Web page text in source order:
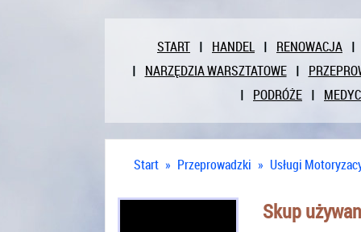
START HANDEL
RENOWACJA
NARZĘDZIA WARSZTATOWE
PODRÓŻE
Start » Przeprowadzki » Usługi
Skup